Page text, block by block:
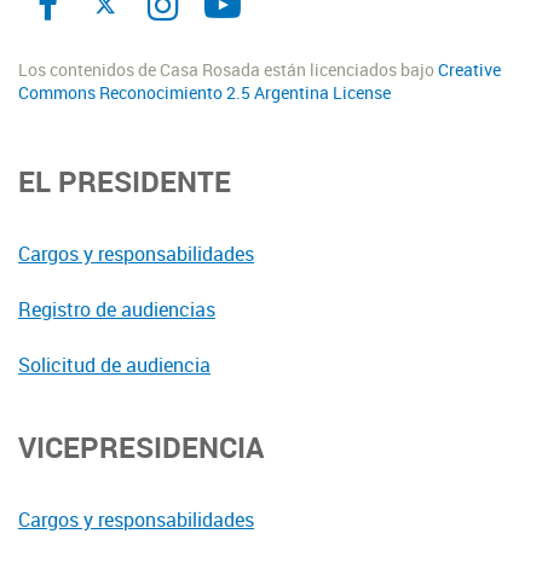
Los contenidos de Casa Rosada están licenciados bajoCreative
Commons Reconocimiento 2.5 Argentina License
EL PRESIDENTE
Cargos y responsabilidades
Registro de audiencias
Solicitud de audiencia
VICEPRESIDENCIA
Cargos y responsabilidades